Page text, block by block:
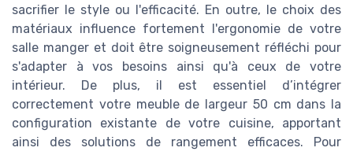
sacrifier le style ou l'efficacité. En outre, le choix des
matériaux influence fortement l'ergonomie de votre
salle manger et doit être soigneusement réfléchi pour
s'adapter à vos besoins ainsi qu'à ceux de votre
intérieur. De plus, il est essentiel d’intégrer
correctement votre meuble de largeur 50 cm dans la
configuration existante de votre cuisine, apportant
ainsi des solutions de rangement efficaces. Pour